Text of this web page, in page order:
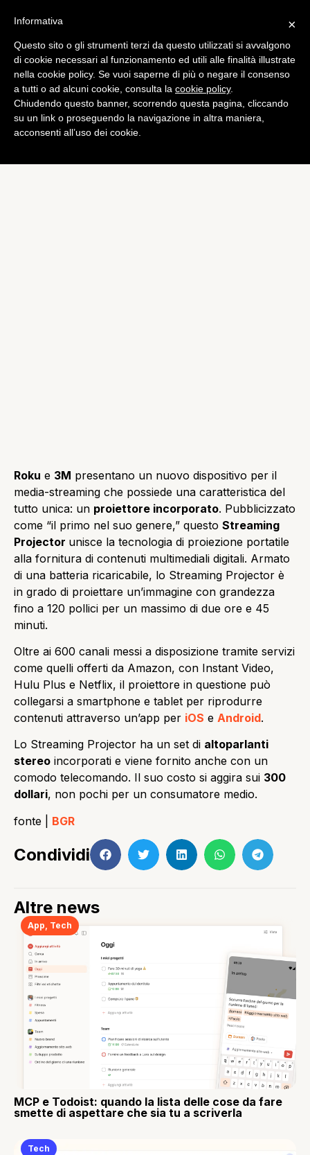
Tech
Streaming Projector: un
media-streaming con
proiettore incorporato
diAlessandro Moretti
Roku e 3M presentano un nuovo dispositivo per il
media-streaming che possiede una caratteristica del
tutto unica: un proiettore incorporato. Pubblicizzato
come “il primo nel suo genere,” questo Streaming
Projector unisce la tecnologia di proiezione portatile
alla fornitura di contenuti multimediali digitali. Armato
di una batteria ricaricabile, lo Streaming Projector è
in grado di proiettare un’immagine con grandezza
fino a 120 pollici per un massimo di due ore e 45
minuti.
Oltre ai 600 canali messi a disposizione tramite servizi
come quelli offerti da Amazon, con Instant Video,
Hulu Plus e Netflix, il proiettore in questione può
collegarsi a smartphone e tablet per riprodurre
contenuti attraverso un’app per iOS e Android.
Lo Streaming Projector ha un set di altoparlanti
stereo incorporati e viene fornito anche con un
comodo telecomando. Il suo costo si aggira sui 300
dollari, non pochi per un consumatore medio.
fonte | BGR
Condividi
Altre news
App, Tech
MCP e Todoist: quando la lista delle cose da fare
smette di aspettare che sia tu a scriverla
Tech
×
Informativa
Questo sito o gli strumenti terzi da questo utilizzati si avvalgono
di cookie necessari al funzionamento ed utili alle finalità illustrate
nella cookie policy. Se vuoi saperne di più o negare il consenso
a tutti o ad alcuni cookie, consulta la cookie policy.
Chiudendo questo banner, scorrendo questa pagina, cliccando
su un link o proseguendo la navigazione in altra maniera,
acconsenti all’uso dei cookie.